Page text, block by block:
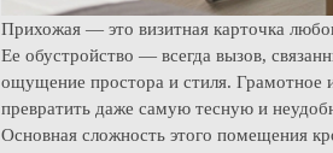
Прихожая — это визитная карточка
Ее обустройство — всегда вызов,
ощущение простора и стиля. Грамотное
превратить даже самую тесную и
Основная сложность этого помещения